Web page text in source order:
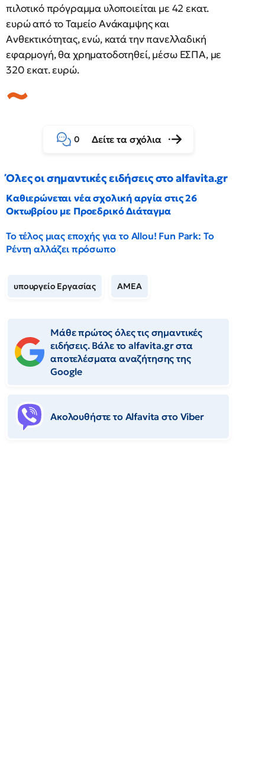
πιλοτικό πρόγραμμα υλοποιείται με 42 εκατ.
ευρώ από το Ταμείο Ανάκαμψης και
Ανθεκτικότητας, ενώ, κατά την πανελλαδική
εφαρμογή, θα χρηματοδοτηθεί, μέσω ΕΣΠΑ, με
320 εκατ. ευρώ.
0 Δείτε τα σχόλια
Όλες οι σημαντικές ειδήσεις στο alfavita.gr
Καθιερώνεται νέα σχολική αργία στις 26
Οκτωβρίου με Προεδρικό Διάταγμα
Το τέλος μιας εποχής για το Allou! Fun Park: Το
Ρέντη αλλάζει πρόσωπο
υπουργείο Εργασίας ΑΜΕΑ
Μάθε πρώτος όλες τις σημαντικές
ειδήσεις. Βάλε το alfavita.gr στα
αποτελέσματα αναζήτησης της
Google
Ακολουθήστε το Αlfavita στο Viber